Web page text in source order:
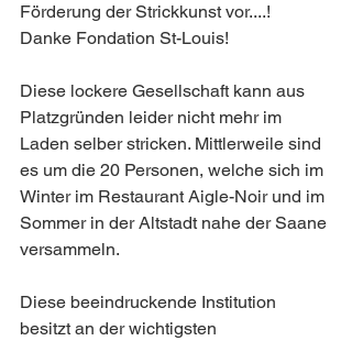
Förderung der Strickkunst vor....!
Danke Fondation St-Louis!
Diese lockere Gesellschaft kann aus
Platzgründen leider nicht mehr im
Laden selber stricken. Mittlerweile sind
es um die 20 Personen, welche sich im
Winter im Restaurant Aigle-Noir und im
Sommer in der Altstadt nahe der Saane
versammeln.
Diese beeindruckende Institution
besitzt an der wichtigsten